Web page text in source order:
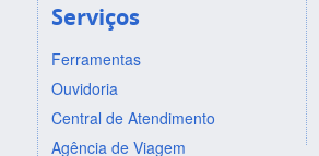
Serviços
Ferramentas
Ouvidoria
Central de Atendimento
Agência de Viagem